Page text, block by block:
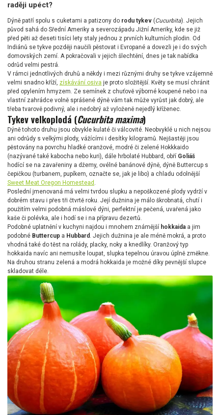
raději upéct?
Dýně patří spolu s cuketami a patizony do rodu tykev (Cucurbita). Jejich
původ sahá do Sřední Ameriky a severozápadu Jižní Ameriky, kde se již
před pěti až deseti tisíci lety staly jednou z prvních kulturních plodin. Od
Indiánů se tykve později naučili pěstovat i Evropané a dovezli je i do svých
domovských zemí. A pokračovali v jejich šlechtění, dnes je tak nabídka
odrůd velmi pestrá.
V rámci jednotlivých druhů a někdy i mezi různými druhy se tykve vzájemně
velmi snadno kříží, získávání osiva je proto složitější. Květy se musí chránit
před opylením hmyzem. Ze semínek z chuťově výborné koupené nebo i na
vlastní zahrádce volně sprášené dýně vám tak může vyrůst jak dobrý, ale
třeba tvarově podivný, ale i nedobrý až vyloženě nejedlý kříženec.
Tykev velkoplodá (Cucurbita maxima)
Dýně tohoto druhu jsou obvykle kulaté či válcovité. Neobvyklé u nich nejsou
ani odrůdy s velkými plody, vážícími i desítky kilogramů. Nejšastěji jsou
pěstovány na povrchu hladké oranžové, modré či zelené Hokkkaido
(nazývané také kabocha nebo kuri), dále hrbolaté Hubbard, obří Goliáš
hodící se na zavařeniny a džemy, ovélné banánové dýně, dýně Buttercup s
čepičkou (turbanem, pupíkem, označte se, jak je libo) a chladu odolnější
Sweet Meat Oregon Homestead .
Poslední jmenovaná má velmi tvrdou slupku a nepoškozené plody vydrží v
dobrém stavu i přes tři čtvrtě roku. Její dužnina je málo škrobnatá, chutí i
použitím velmi podobná máslové dýni, perfektní je pečená, uvařená jako
kaše či polévka, ale i hodí se i na přípravu dezertů.
Podobné uplatnění v kuchyni najdou i mnohem známější hokkaida a jim
podobné Buttercup a Hubbard . Jejich dužnina je ale méně mokrá, a proto
vhodná také do těst na rolády, placky, noky a knedlíky. Oranžový typ
hokkaida navíc ani nemusíte loupat, slupka tepelnou úravou úplně změkne.
Na druhou stranu zelená a modrá hokkaida je možné díky pevnější slupce
skladovat déle.